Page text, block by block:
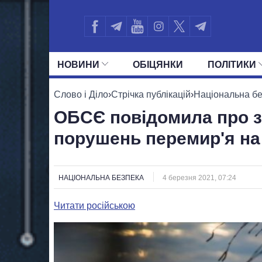
НОВИНИ ОБIЦЯНКИ ПОЛIТИКИ
УСІ ПОЛІТИКИ ПРЕЗИДЕНТ І
Слово і Діло›Стрічка публікацій›Національна
ОБСЄ повідомила про
порушень перемир'я на
НАЦІОНАЛЬНА БЕЗПЕКА 4 березня 2021, 07:24
Читати російською